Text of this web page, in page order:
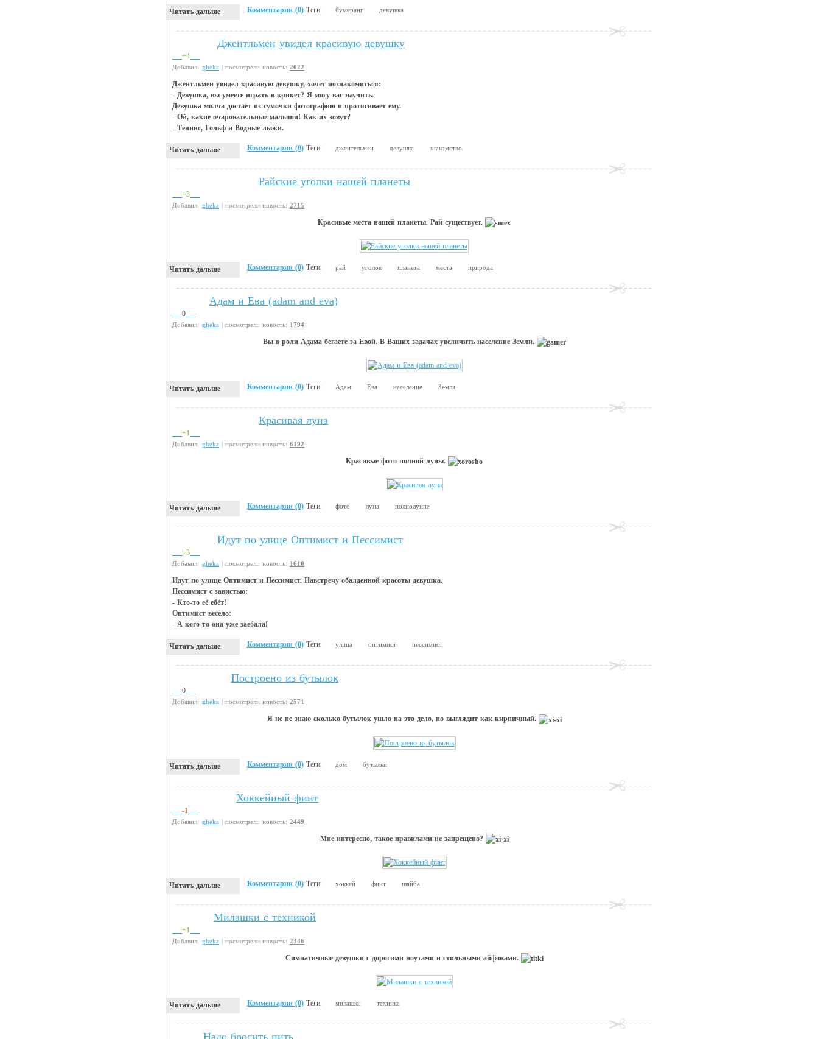
Читать дальше Комментарии (0) Теги: бумеранг девушка
Джентльмен увидел красивую девушку
+4
Добавил gheka | посмотрели новость: 2022
Джентльмен увидел красивую девушку, хочет познакомиться:
- Девушка, вы умеете играть в крикет? Я могу вас научить.
Девушка молча достаёт из сумочки фотографию и протягивает ему.
- Ой, какие очаровательные малыши! Как их зовут?
- Теннис, Гольф и Водные лыжи.
Читать дальше Комментарии (0) Теги: джентельмен девушка знакомство
Райские уголки нашей планеты
+3
Добавил gheka | посмотрели новость: 2715
Красивые места нашей планеты. Рай существует.
Читать дальше Комментарии (0) Теги: рай уголок планета места природа
Адам и Ева (adam and eva)
0
Добавил gheka | посмотрели новость: 1794
Вы в роли Адама бегаете за Евой. В Ваших задачах увеличить население Земли.
Читать дальше Комментарии (0) Теги: Адам Ева население Земля
Красивая луна
+1
Добавил gheka | посмотрели новость: 6192
Красивые фото полной луны.
Читать дальше Комментарии (0) Теги: фото луна полнолуние
Идут по улице Оптимист и Пессимист
+3
Добавил gheka | посмотрели новость: 1610
Идут по улице Оптимист и Пессимист. Навстречу обалденной красоты девушка.
Пессимист с завистью:
- Кто-то её ебёт!
Оптимист весело:
- А кого-то она уже заебала!
Читать дальше Комментарии (0) Теги: улица оптимист пессимист
Построено из бутылок
0
Добавил gheka | посмотрели новость: 2571
Я не не знаю сколько бутылок ушло на это дело, но выглядит как кирпичный.
Читать дальше Комментарии (0) Теги: дом бутылки
Хоккейный финт
-1
Добавил gheka | посмотрели новость: 2449
Мне интересно, такое правилами не запрещено?
Читать дальше Комментарии (0) Теги: хоккей финт шайба
Милашки с техникой
+1
Добавил gheka | посмотрели новость: 2346
Симпатичные девушки с дорогими ноутами и стильными айфонами.
Читать дальше Комментарии (0) Теги: милашки техника
Надо бросить пить